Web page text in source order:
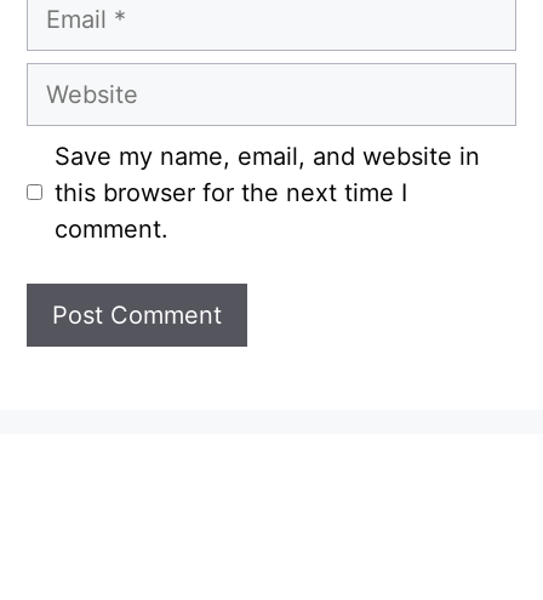
Website
Save my name, email, and website in
this browser for the next time I
comment.